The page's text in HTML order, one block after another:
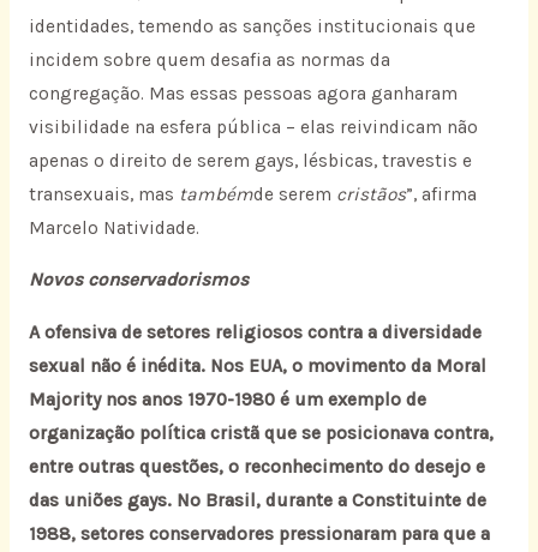
identidades, temendo as sanções institucionais que
incidem sobre quem desafia as normas da
congregação. Mas essas pessoas agora ganharam
visibilidade na esfera pública – elas reivindicam não
apenas o direito de serem gays, lésbicas, travestis e
transexuais, mas tambémde serem cristãos”, afirma
Marcelo Natividade.
Novos conservadorismos
A ofensiva de setores religiosos contra a diversidade
sexual não é inédita. Nos EUA, o movimento da Moral
Majority nos anos 1970-1980 é um exemplo de
organização política cristã que se posicionava contra,
entre outras questões, o reconhecimento do desejo e
das uniões gays. No Brasil, durante a Constituinte de
1988, setores conservadores pressionaram para que a